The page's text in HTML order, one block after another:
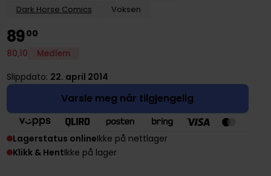
Dark Horse Comics
Voksen
8900
80,10 Medlem
Slippdato: 22. april 2014
Varsle meg når tilgjengelig
Lagerstatus onlineIkke på nettlager
Klikk & HentIkke på lager